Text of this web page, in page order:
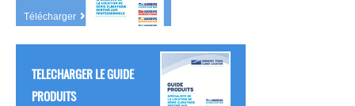
Télécharger
TELECHARGER LE GUIDE
PRODUITS